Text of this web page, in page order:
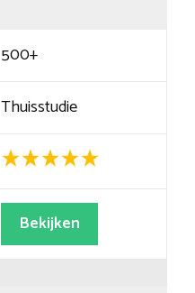
500+
Thuisstudie
Bekijken